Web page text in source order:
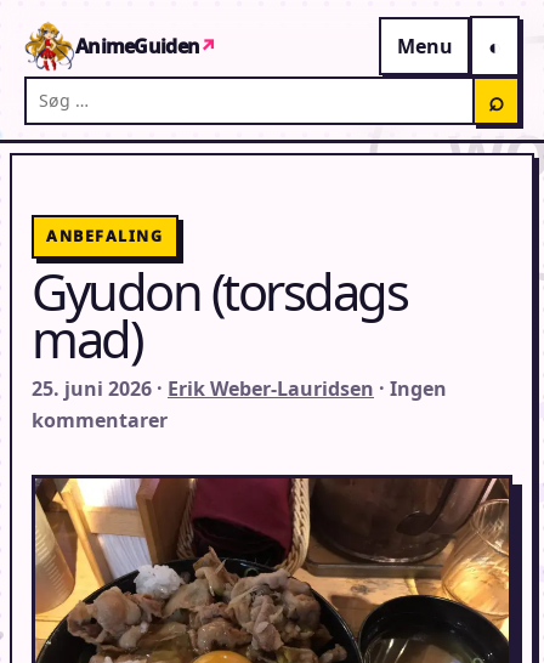
AnimeGuiden↗
Menu
Søg på AnimeGuiden
⌕
ANBEFALING
Gyudon (torsdags
mad)
25. juni 2026 · Erik Weber-Lauridsen · Ingen
kommentarer